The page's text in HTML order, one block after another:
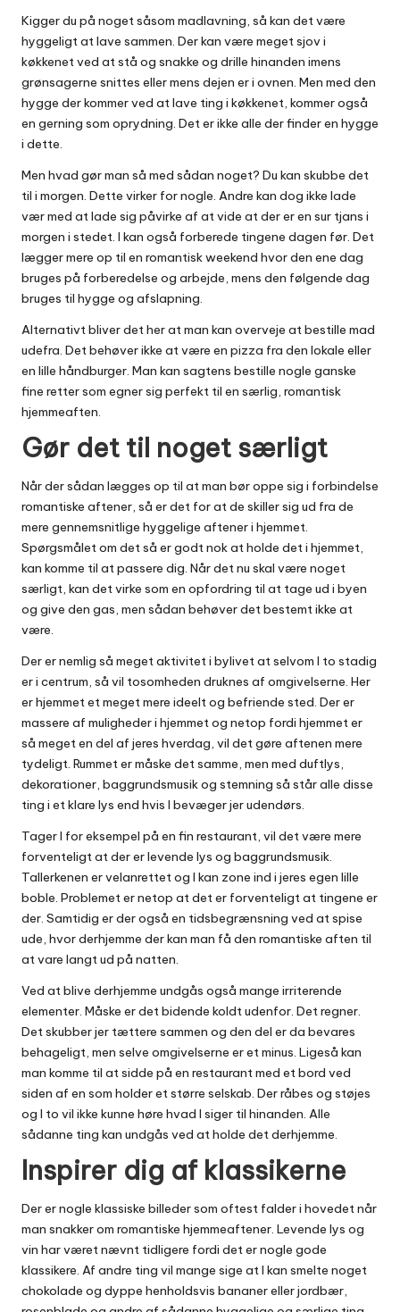
Kigger du på noget såsom madlavning, så kan det være
hyggeligt at lave sammen. Der kan være meget sjov i
køkkenet ved at stå og snakke og drille hinanden imens
grønsagerne snittes eller mens dejen er i ovnen. Men med den
hygge der kommer ved at lave ting i køkkenet, kommer også
en gerning som oprydning. Det er ikke alle der finder en hygge
i dette.
Men hvad gør man så med sådan noget? Du kan skubbe det
til i morgen. Dette virker for nogle. Andre kan dog ikke lade
vær med at lade sig påvirke af at vide at der er en sur tjans i
morgen i stedet. I kan også forberede tingene dagen før. Det
lægger mere op til en romantisk weekend hvor den ene dag
bruges på forberedelse og arbejde, mens den følgende dag
bruges til hygge og afslapning.
Alternativt bliver det her at man kan overveje at bestille mad
udefra. Det behøver ikke at være en pizza fra den lokale eller
en lille håndburger. Man kan sagtens bestille nogle ganske
fine retter som egner sig perfekt til en særlig, romantisk
hjemmeaften.
Gør det til noget særligt
Når der sådan lægges op til at man bør oppe sig i forbindelse
romantiske aftener, så er det for at de skiller sig ud fra de
mere gennemsnitlige hyggelige aftener i hjemmet.
Spørgsmålet om det så er godt nok at holde det i hjemmet,
kan komme til at passere dig. Når det nu skal være noget
særligt, kan det virke som en opfordring til at tage ud i byen
og give den gas, men sådan behøver det bestemt ikke at
være.
Der er nemlig så meget aktivitet i bylivet at selvom I to stadig
er i centrum, så vil tosomheden druknes af omgivelserne. Her
er hjemmet et meget mere ideelt og befriende sted. Der er
massere af muligheder i hjemmet og netop fordi hjemmet er
så meget en del af jeres hverdag, vil det gøre aftenen mere
tydeligt. Rummet er måske det samme, men med duftlys,
dekorationer, baggrundsmusik og stemning så står alle disse
ting i et klare lys end hvis I bevæger jer udendørs.
Tager I for eksempel på en fin restaurant, vil det være mere
forventeligt at der er levende lys og baggrundsmusik.
Tallerkenen er velanrettet og I kan zone ind i jeres egen lille
boble. Problemet er netop at det er forventeligt at tingene er
der. Samtidig er der også en tidsbegrænsning ved at spise
ude, hvor derhjemme der kan man få den romantiske aften til
at vare langt ud på natten.
Ved at blive derhjemme undgås også mange irriterende
elementer. Måske er det bidende koldt udenfor. Det regner.
Det skubber jer tættere sammen og den del er da bevares
behageligt, men selve omgivelserne er et minus. Ligeså kan
man komme til at sidde på en restaurant med et bord ved
siden af en som holder et større selskab. Der råbes og støjes
og I to vil ikke kunne høre hvad I siger til hinanden. Alle
sådanne ting kan undgås ved at holde det derhjemme.
Inspirer dig af klassikerne
Der er nogle klassiske billeder som oftest falder i hovedet når
man snakker om romantiske hjemmeaftener. Levende lys og
vin har været nævnt tidligere fordi det er nogle gode
klassikere. Af andre ting vil mange sige at I kan smelte noget
chokolade og dyppe henholdsvis bananer eller jordbær,